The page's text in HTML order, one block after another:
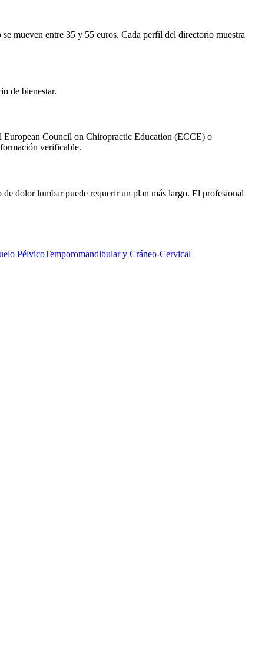
mueven entre 35 y 55 euros. Cada perfil del directorio muestra
de bienestar.
European Council on Chiropractic Education (ECCE) o
verificable.
dolor lumbar puede requerir un plan más largo. El profesional
PélvicoTemporomandibular y Cráneo-Cervical